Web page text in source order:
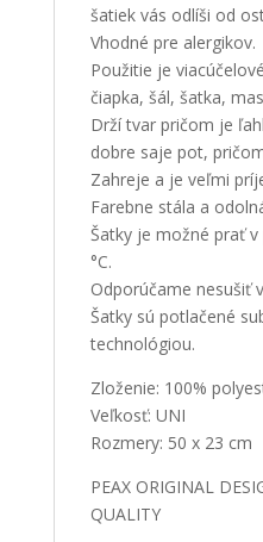
šatiek vás odlíši od
Vhodné pre alergikov.
Použitie je
čiapka, šál, šatka,
Drží tvar pričom je
dobre saje pot,
Zahreje a je veľmi
Farebne stála a
Šatky je možné prať
°C.
Odporúčame nesušiť
Šatky sú potlačené
technológiou.
Zloženie: 100%
Veľkosť: UNI
Rozmery: 50 x 23 cm
PEAX ORIGINAL
QUALITY